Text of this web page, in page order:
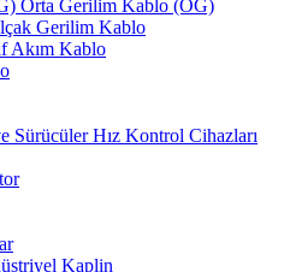
Orta Gerilim Kablo (OG)
Gerilim Kablo
Akım Kablo
Hız Kontrol Cihazları
Kaplin